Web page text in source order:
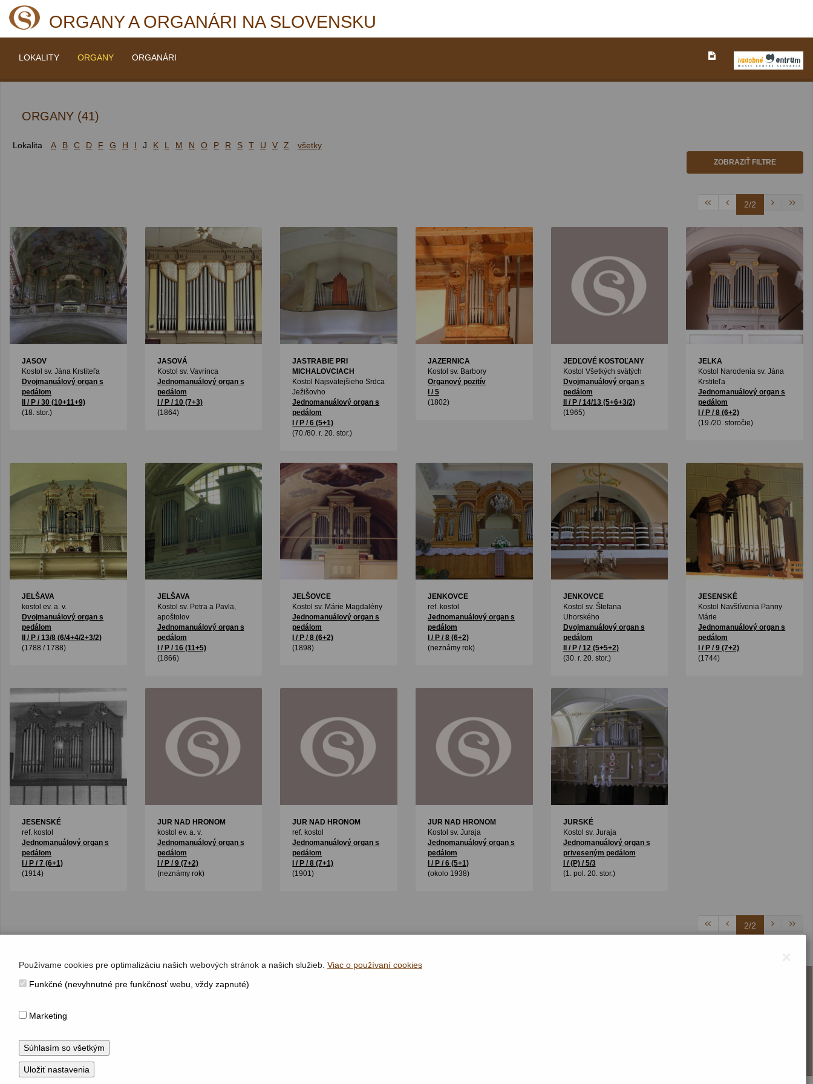
ORGANY A ORGANÁRI NA SLOVENSKU
LOKALITY ORGANY ORGANÁRI
ORGANY (41)
Lokalita A B C D F G H I J K L M N O P R S T U V Z všetky
ZOBRAZIŤ FILTRE
2/2
JASOV
Kostol sv. Jána Krstiteľa
Dvojmanuálový organ s
pedálom
II / P / 30 (10+11+9)
(18. stor.)
JASOVÁ
Kostol sv. Vavrinca
Jednomanuálový organ s
pedálom
I / P / 10 (7+3)
(1864)
JASTRABIE PRI
MICHALOVCIACH
Kostol Najsvätejšieho Srdca
Ježišovho
Jednomanuálový organ s
pedálom
I / P / 6 (5+1)
(70./80. r. 20. stor.)
JAZERNICA
Kostol sv. Barbory
Organový pozitív
I / 5
(1802)
JEDĽOVÉ KOSTOĽANY
Kostol Všetkých svätých
Dvojmanuálový organ s
pedálom
II / P / 14/13 (5+6+3/2)
(1965)
JELKA
Kostol Narodenia sv. Jána
Krstiteľa
Jednomanuálový organ s
pedálom
I / P / 8 (6+2)
(19./20. storočie)
JELŠAVA
kostol ev. a. v.
Dvojmanuálový organ s
pedálom
II / P / 13/8 (6/4+4/2+3/2)
(1788 / 1788)
JELŠAVA
Kostol sv. Petra a Pavla,
apoštolov
Jednomanuálový organ s
pedálom
I / P / 16 (11+5)
(1866)
JELŠOVCE
Kostol sv. Márie Magdalény
Jednomanuálový organ s
pedálom
I / P / 8 (6+2)
(1898)
JENKOVCE
ref. kostol
Jednomanuálový organ s
pedálom
I / P / 8 (6+2)
(neznámy rok)
JENKOVCE
Kostol sv. Štefana
Uhorského
Dvojmanuálový organ s
pedálom
II / P / 12 (5+5+2)
(30. r. 20. stor.)
JESENSKÉ
Kostol Navštívenia Panny
Márie
Jednomanuálový organ s
pedálom
I / P / 9 (7+2)
(1744)
JESENSKÉ
ref. kostol
Jednomanuálový organ s
pedálom
I / P / 7 (6+1)
(1914)
JUR NAD HRONOM
kostol ev. a. v.
Jednomanuálový organ s
pedálom
I / P / 9 (7+2)
(neznámy rok)
JUR NAD HRONOM
ref. kostol
Jednomanuálový organ s
pedálom
I / P / 8 (7+1)
(1901)
JUR NAD HRONOM
Kostol sv. Juraja
Jednomanuálový organ s
pedálom
I / P / 6 (5+1)
(okolo 1938)
JURSKÉ
Kostol sv. Juraja
Jednomanuálový organ s
priveseným pedálom
I / (P) / 5/3
(1. pol. 20. stor.)
2/2
KONTAKT
Hudobné centrum
+421 (2) 2047 0111, info@hc.sk
www.hc.sk
Používame cookies pre optimalizáciu našich webových stránok a našich služieb. Viac o používaní cookies
Funkčné (nevyhnutné pre funkčnosť webu, vždy zapnuté)
Marketing